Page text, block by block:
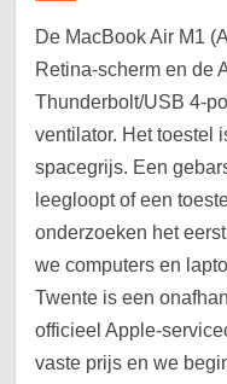
De MacBook Air M1
Retina-scherm en de
Thunderbolt/USB 4-
ventilator. Het toestel
spacegrijs. Een
leegloopt of een
onderzoeken het
we computers en
Twente is een
officieel Apple-
vaste prijs en we